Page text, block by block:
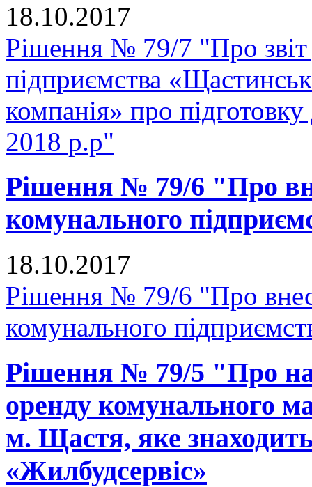
18.10.2017
Рішення № 79/7 "Про звіт
підприємства
компанія» про
2018 р.р"
Рішення № 79/6 "Про
комунального
18.10.2017
Рішення № 79/6 "Про
комунального
Рішення № 79/5 "Про
оренду комунального
м. Щастя, яке
«Жилбудсервіс»